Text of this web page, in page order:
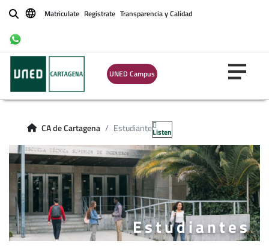
BuscarMatriculate Registrate Transparencia y Calidad
UNED Campus
CA de Cartagena EstudiantesListen
Estudiantes